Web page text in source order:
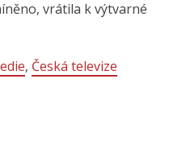
vrátila k výtvarné
, Česká televize